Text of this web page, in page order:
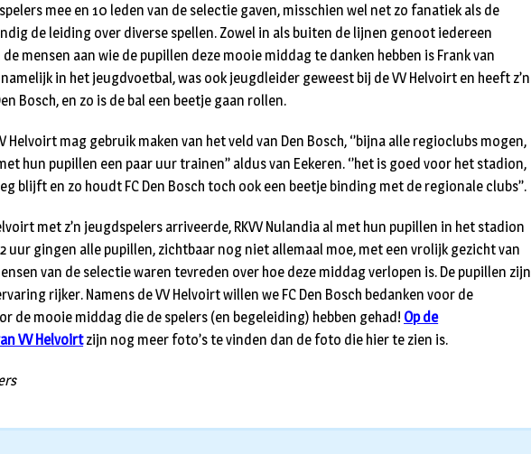
mee en 10 leden van de selectie gaven, misschien wel net zo fanatiek als de
de leiding over diverse spellen. Zowel in als buiten de lijnen genoot iedereen
de mensen aan wie de pupillen deze mooie middag te danken hebben is Frank van
in het jeugdvoetbal, was ook jeugdleider geweest bij de VV Helvoirt en heeft z’n
Bosch, en zo is de bal een beetje gaan rollen.
Helvoirt mag gebruik maken van het veld van Den Bosch, ‘’bijna alle regioclubs mogen,
hun pupillen een paar uur trainen’’ aldus van Eekeren. ‘’het is goed voor het stadion,
blijft en zo houdt FC Den Bosch toch ook een beetje binding met de regionale clubs’’.
met z’n jeugdspelers arriveerde, RKVV Nulandia al met hun pupillen in het stadion
uur gingen alle pupillen, zichtbaar nog niet allemaal moe, met een vrolijk gezicht van
van de selectie waren tevreden over hoe deze middag verlopen is. De pupillen zijn
rijker. Namens de VV Helvoirt willen we FC Den Bosch bedanken voor de
de mooie middag die de spelers (en begeleiding) hebben gehad! Op de
VV Helvoirtzijn nog meer foto’s te vinden dan de foto die hier te zien is.